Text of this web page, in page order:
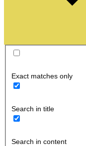
Exact matches only
Search in title
Search in content